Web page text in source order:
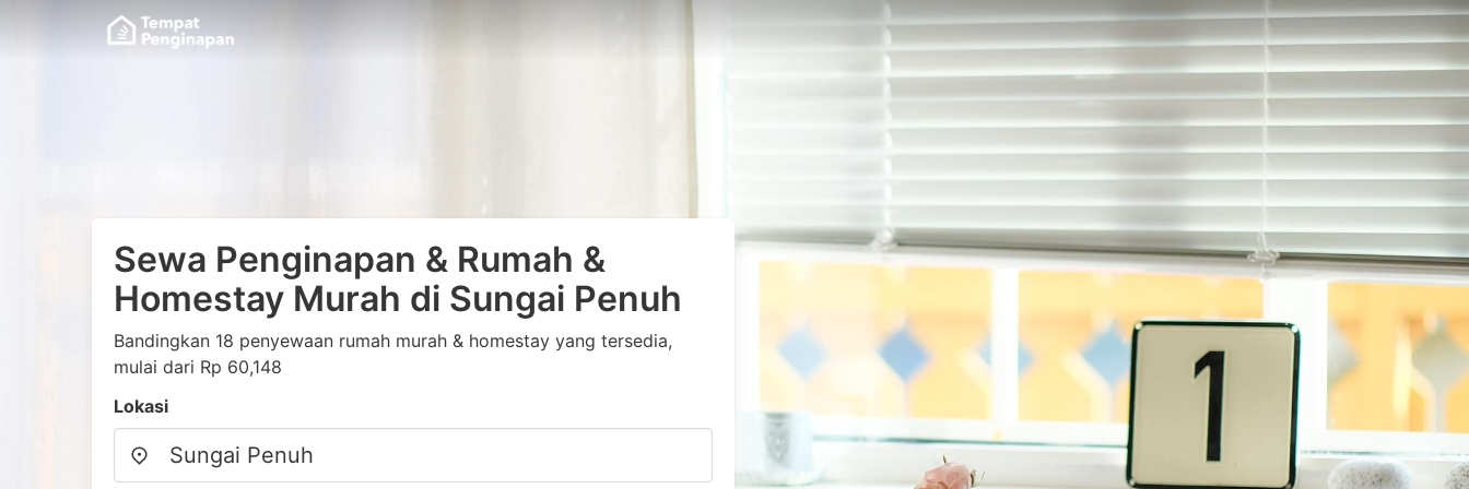
Sewa Penginapan & Rumah &
Homestay Murah di Sungai Penuh
Bandingkan 18 penyewaan rumah murah & homestay yang tersedia,
mulai dari Rp 60,148
Lokasi